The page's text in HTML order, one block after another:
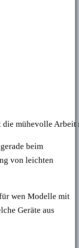
die mühevolle Arbeit
beim
von leichten
wen Modelle mit
Geräte aus